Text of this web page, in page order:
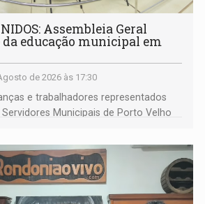
Assembleia Geral
educação municipal em
de 2026 às 17:30
e trabalhadores representados
Municipais de Porto Velho